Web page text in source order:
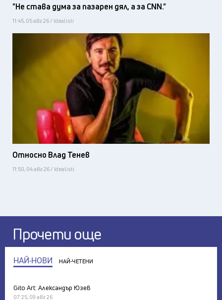
"Не става дума за пазарен дял, а за CNN."
11:45, 05 авг 26 / Idealisti
Относно Влад Тенев
11:50, 04 авг 26 / Idealisti
Прочети още
НАЙ-НОВИ НАЙ-ЧЕТЕНИ
Gito Art: Александър Юзев
07:25, 09 авг 26